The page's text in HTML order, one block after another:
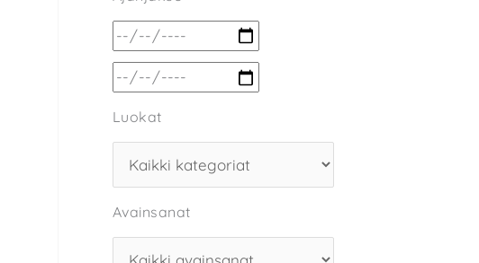
Luokat
Avainsanat